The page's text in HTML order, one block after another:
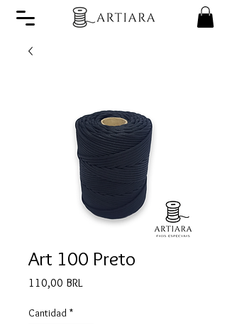
Art 100 Preto
110,00 BRL
Cantidad *